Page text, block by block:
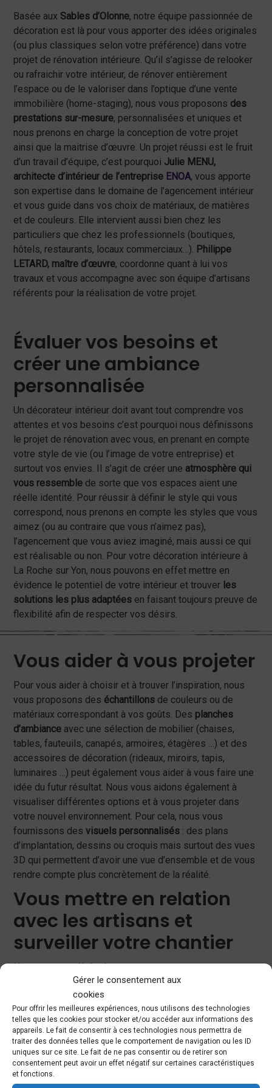
Gérer le consentement aux
cookies
Pour offrir les meilleures expériences, nous utilisons des technologies
telles que les cookies pour stocker et/ou accéder aux informations des
appareils. Le fait de consentir à ces technologies nous permettra de
traiter des données telles que le comportement de navigation ou les ID
uniques sur ce site. Le fait de ne pas consentir ou de retirer son
consentement peut avoir un effet négatif sur certaines caractéristiques
et fonctions.
Basée aux Sables d’Olonne, notre équipe passionnée de
décoration est là pour vous apporter des idées originales
(ou plus classiques selon votre préférence) dans votre
projet de rénovation intérieure. Qu’il s’agisse de relooker
ou rafraichir votre intérieur, de rénover entièrement
l’espace ou de le valoriser dans l’optique d’une vente
immobilière (home-staging), nous vous proposons des
prestations sur-mesure, personnalisées et uniques et
nous prenons en charge la conception de votre projet
ainsi que la maitrise d’œuvre. Un projet réussi est le fruit
d’un travail d’équipe, c’est pourquoi Julie MENU,
architecte d’intérieur de l’entreprise ENOA, vous apporte
son expertise dans le domaine de l’agencement intérieur
et vous guide dans vos choix de matériaux, de matières
et de couleurs. Elle intervient aussi bien chez les
particuliers que chez les professionnels (boutiques,
hôtels, restaurants, locaux commerciaux…). Philippe
LETARD, maître d’œuvre, coordonne quant à lui vos
travaux et vous accompagne avec son équipe d’artisans
référents pour la réalisation de votre projet.
Évaluer vos besoins et
créer une ambiance
personnalisée
Un décorateur intérieur doit avant tout comprendre vos
attentes et vos besoins c’est pourquoi nous définissons
le projet de rénovation avec vous, en prenant en compte
votre style de vie (ou l’image de votre entreprise) et
surtout vos envies. Il s’agit de créer une atmosphère qui
vous ressemble de sorte que vos espaces aient une
réelle identité. Pour réussir à définir le style qui vous
correspond, nous prenons en compte les styles que vous
aimez (ou au contraire que vous n’aimez pas),
l’agencement que vous aviez imaginé, mais aussi ce qui
est réalisable ou non. Pour votre décoration intérieure à
La Roche sur Yon, nous pouvons en effet mettre en
évidence le potentiel de votre intérieur et trouver les
solutions les plus adaptées en faisant toujours preuve de
flexibilité afin de respecter vos désirs.
Vous aider à vous projeter
Pour vous aider à choisir et à trouver l’inspiration, nous
vous proposons des échantillons de couleurs ou de
matériaux correspondant à vos goûts. Des planches
d’ambiance avec une sélection de mobilier (chaises,
tables, fauteuils, canapés, armoires, étagères …) et des
accessoires de décoration (rideaux, miroirs, tapis,
luminaires …) peut également vous aider à vous faire une
idée du futur résultat. Nous vous aidons également à
visualiser différentes options et à vous projeter dans
votre nouvel environnement. Pour cela, nous vous
fournissons desvisuels personnalisés : des plans
d’implantation, dessins ou croquis mais surtout des vues
3D qui permettent d’avoir une vue d’ensemble et de vous
rendre compte plus concrètement de la réalité.
Vous mettre en relation
avec les artisans et
surveiller votre chantier
Nous sommes là également pour vous mettre en contact
avec des corps de métiers compétents et constituer
relai entre vous et les divers intervenants
à votre disposition des artisans qualifiés que nous avons
sélectionnés parmi les professionnels avec lesquels
nous avons l’habitude de travailler. Nous pouvons nous
rendre sur le chantier pour coordonner leur travail et
assurer le suivi . Nous veillons à ce que votre projet soit
bien mis en œuvre et nous contrôlons non seulement le